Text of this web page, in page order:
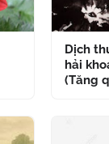
Dịch
hải
(Tăng